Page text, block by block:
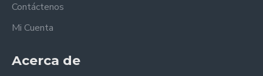
Contáctenos
Mi Cuenta
Acerca de